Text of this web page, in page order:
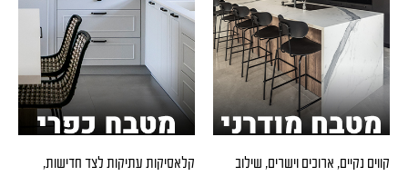
קווים נקיים, ארוכים וישרים, שילוב
קלאסיקות עתיקות לצד חדישות,